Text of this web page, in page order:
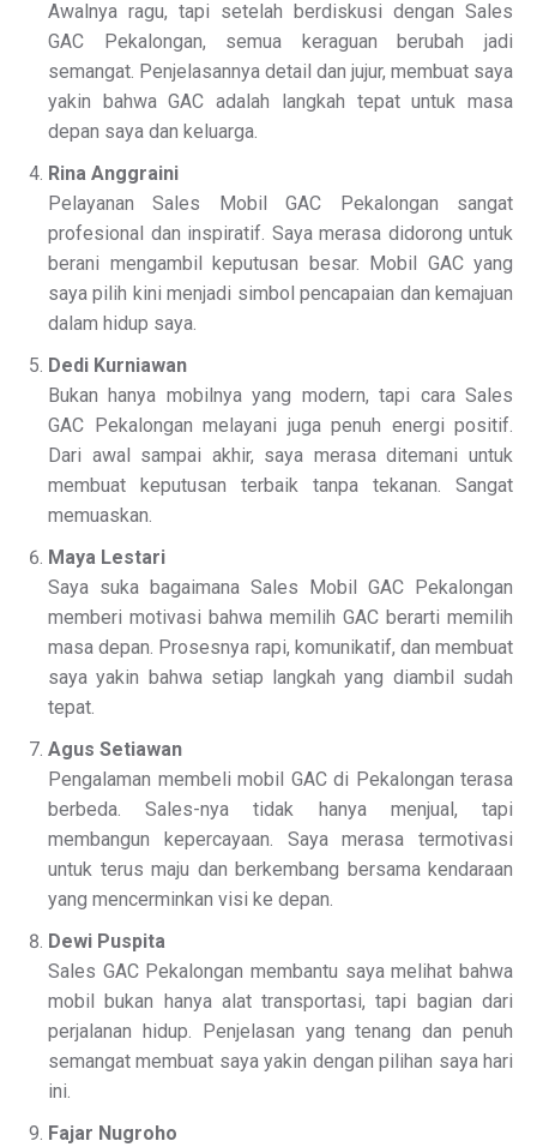
Awalnya ragu, tapi setelah berdiskusi dengan Sales
GAC Pekalongan, semua keraguan berubah jadi
semangat. Penjelasannya detail dan jujur, membuat saya
yakin bahwa GAC adalah langkah tepat untuk masa
depan saya dan keluarga.
Rina Anggraini
Pelayanan Sales Mobil GAC Pekalongan sangat
profesional dan inspiratif. Saya merasa didorong untuk
berani mengambil keputusan besar. Mobil GAC yang
saya pilih kini menjadi simbol pencapaian dan kemajuan
dalam hidup saya.
Dedi Kurniawan
Bukan hanya mobilnya yang modern, tapi cara Sales
GAC Pekalongan melayani juga penuh energi positif.
Dari awal sampai akhir, saya merasa ditemani untuk
membuat keputusan terbaik tanpa tekanan. Sangat
memuaskan.
Maya Lestari
Saya suka bagaimana Sales Mobil GAC Pekalongan
memberi motivasi bahwa memilih GAC berarti memilih
masa depan. Prosesnya rapi, komunikatif, dan membuat
saya yakin bahwa setiap langkah yang diambil sudah
tepat.
Agus Setiawan
Pengalaman membeli mobil GAC di Pekalongan terasa
berbeda. Sales-nya tidak hanya menjual, tapi
membangun kepercayaan. Saya merasa termotivasi
untuk terus maju dan berkembang bersama kendaraan
yang mencerminkan visi ke depan.
Dewi Puspita
Sales GAC Pekalongan membantu saya melihat bahwa
mobil bukan hanya alat transportasi, tapi bagian dari
perjalanan hidup. Penjelasan yang tenang dan penuh
semangat membuat saya yakin dengan pilihan saya hari
ini.
Fajar Nugroho